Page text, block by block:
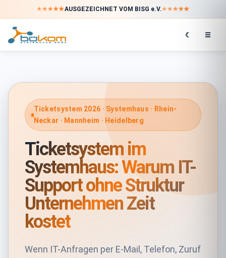
★★★★★AUSGEZEICHNET VOM BISG e.V.★★★★★
☾ ☰
Ticketsystem 2026 · Systemhaus · Rhein-
Neckar · Mannheim · Heidelberg
Ticketsystem im
Systemhaus: Warum IT-
Support ohne Struktur
Unternehmen Zeit
kostet
Wenn IT-Anfragen per E-Mail, Telefon, Zuruf